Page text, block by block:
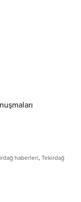
haberleri, Tekirdağ